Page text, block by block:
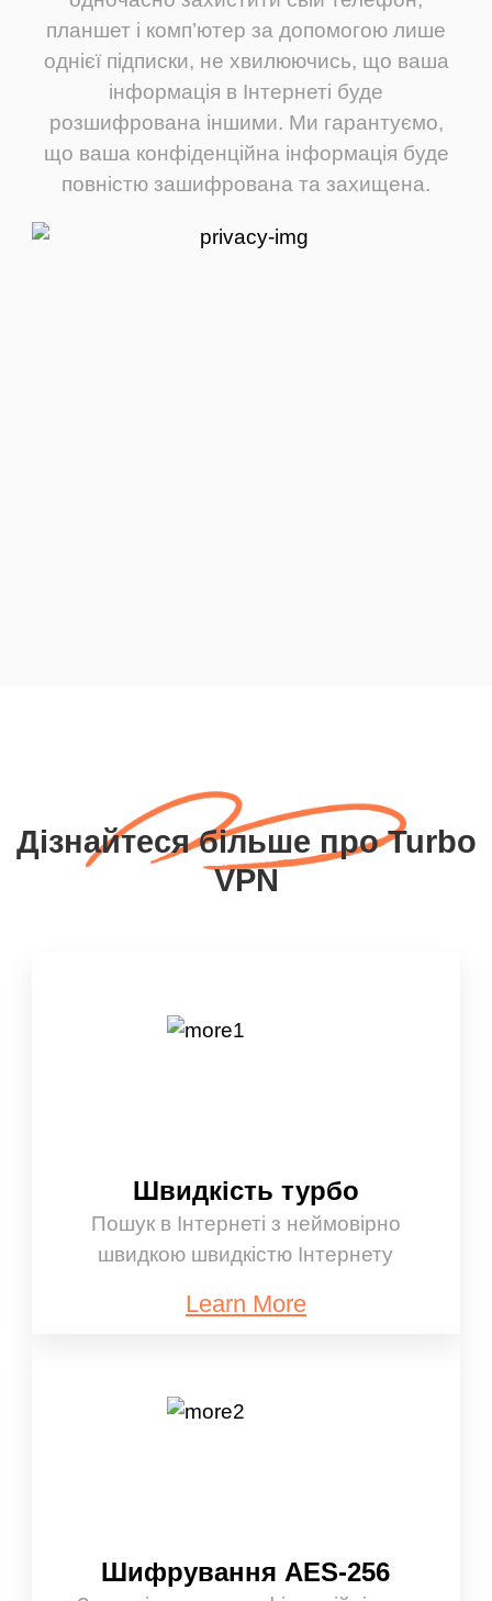
планшет і комп’ютер за допомогою лише
однієї підписки, не хвилюючись, що ваша
інформація в Інтернеті буде
розшифрована іншими. Ми гарантуємо,
що ваша конфіденційна інформація буде
повністю зашифрована та захищена.
Дізнайтеся більше про Turbo
VPN
Швидкість турбо
Пошук в Інтернеті з неймовірно
швидкою швидкістю Інтернету
Learn More
Шифрування AES-256